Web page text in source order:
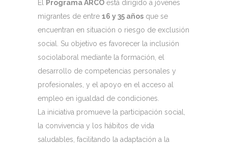
El Programa ARCO está dirigido a jóvenes
migrantes de entre 16 y 35 años que se
encuentran en situación o riesgo de exclusión
social. Su objetivo es favorecer la inclusión
sociolaboral mediante la formación, el
desarrollo de competencias personales y
profesionales, y el apoyo en el acceso al
empleo en igualdad de condiciones.
La iniciativa promueve la participación social,
la convivencia y los hábitos de vida
saludables, facilitando la adaptación a la